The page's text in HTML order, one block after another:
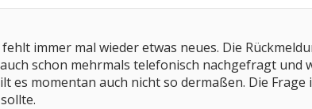
immer mal wieder etwas neues. Die
schon mehrmals telefonisch nachgefragt
es momentan auch nicht so dermaßen. Die